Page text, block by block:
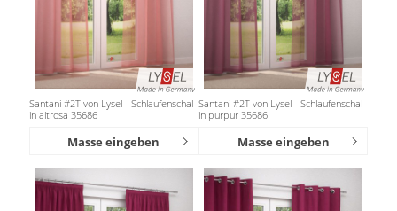
Santani #2T von Lysel - Schlaufenschal
in altrosa 35686
Masse eingeben
Santani #2T von Lysel - Schlaufenschal
in purpur 35686
Masse eingeben